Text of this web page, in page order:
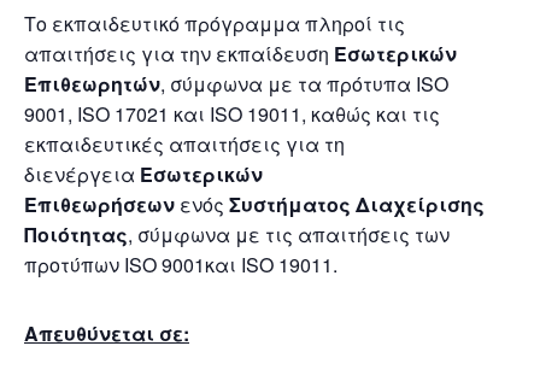
Το εκπαιδευτικό πρόγραμμα πληροί τις
απαιτήσεις για την εκπαίδευση Εσωτερικών
Επιθεωρητών, σύμφωνα με τα πρότυπα ISO
9001, ISO 17021 και ISO 19011, καθώς και τις
εκπαιδευτικές απαιτήσεις για τη
διενέργεια Εσωτερικών
Επιθεωρήσεων ενός Συστήματος Διαχείρισης
Ποιότητας, σύμφωνα με τις απαιτήσεις των
προτύπων ISO 9001και ISO 19011.
Απευθύνεται σε: